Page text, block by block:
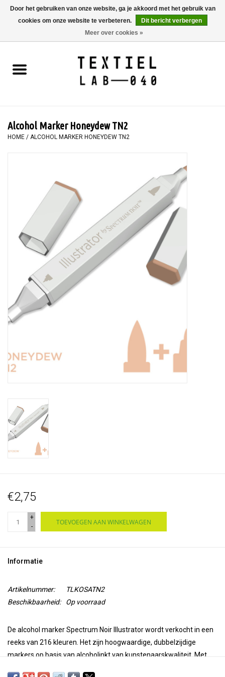
0 Artikelen - €0,00
BOEKEN
SCHILDEREN
WORKSHOPS
SPECIALS
TOOLS
Alcohol Marker Honeydew TN2
HOME / ALCOHOL MARKER HONEYDEW TN2
€2,75
+
-
TOEVOEGEN AAN WINKELWAGEN
Informatie
Artikelnummer:
TLKOSATN2
Beschikbaarheid:
Op voorraad
De alcohol marker Spectrum Noir Illustrator wordt verkocht in een
reeks van 216 kleuren. Het zijn hoogwaardige, dubbelzijdige
markers op basis van alcoholinkt van kunstenaarskwaliteit. Met
Door het gebruiken van onze website, ga je akkoord met het gebruik van
cookies om onze website te verbeteren.
Dit bericht verbergen
Meer over cookies »